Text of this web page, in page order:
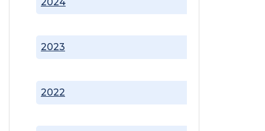
2022
2023